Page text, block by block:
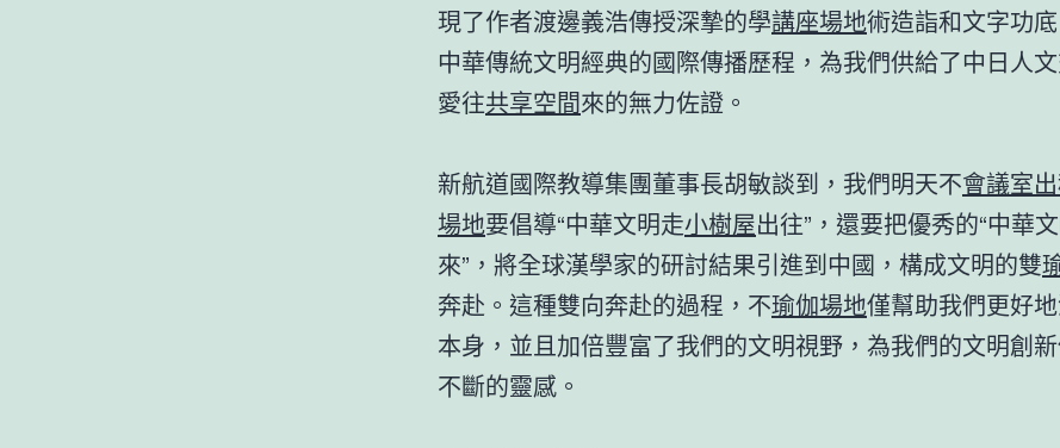
現了作者渡邊義浩傳授深摯的學講座場地術造詣和文字功
中華傳統文明經典的國際傳播歷程，為我們供給了中日人
愛往共享空間來的無力佐證。
新航道國際教導集團董事長胡敏談到，我們明天不會議室
場地要倡導“中華文明走小樹屋出往”，還要把優秀的“中華
來”，將全球漢學家的研討結果引進到中國，構成文明的雙
奔赴。這種雙向奔赴的過程，不瑜伽場地僅幫助我們更好
本身，並且加倍豐富了我們的文明視野，為我們的文明創
不斷的靈感。